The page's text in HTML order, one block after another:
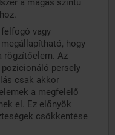
a magas szintű
vagy
hogy
rögzítőelem. Az
persely
csak akkor
a megfelelő
el. Ez előnyök
csökkentése